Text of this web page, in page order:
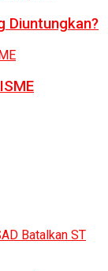
Diuntungkan?